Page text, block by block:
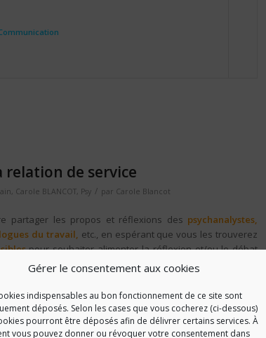
Gérer le consentement aux cookies
indispensables au bon fonctionnement de ce site sont
déposés. Selon les cases que vous cocherez (ci-dessous)
pourront être déposés afin de délivrer certains services. À
vous pouvez donner ou révoquer votre consentement dans
relation de service
, Carole BLANCOT, Psy / par Carole Blancot
partager les propos et réflexions des psychanalystes,
du travail, etc., en espérant que vous les trouverez
pour souhaiter alimenter la réflexion et/ou le débat
en entreprise.
work, le premier (« jeu superficiel »)expose à